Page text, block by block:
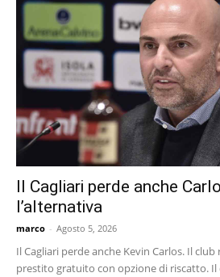
Il Cagliari perde anche
l’alternativa
marco - Agosto 5, 2026
Il Cagliari perde anche Kevin Carlos. Il
prestito gratuito con opzione di riscatto.